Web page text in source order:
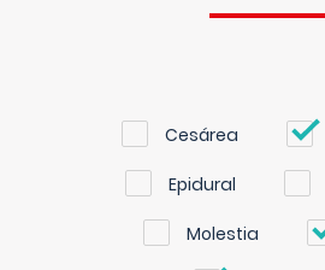
Cesárea
Epidural
Molestia